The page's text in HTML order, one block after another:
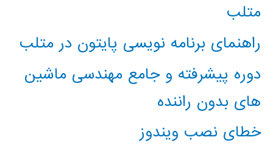
متلب
راهنمای برنامه نویسی پایتون در متلب
دوره پیشرفته و جامع مهندسی ماشین
های بدون راننده
خطای نصب ویندوز